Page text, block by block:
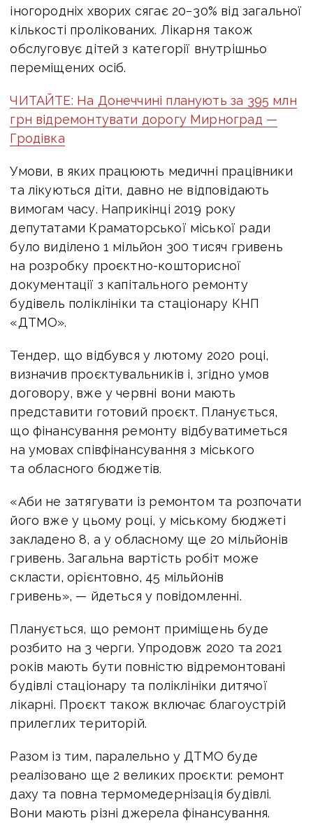
іногородніх хворих сягає 20−30% від загальної
кількості пролікованих. Лікарня також
обслуговує дітей з категорії внутрішньо
переміщених осіб.
ЧИТАЙТЕ: На Донеччині планують за 395 млн
грн відремонтувати дорогу Мирноград —
Гродівка
Умови, в яких працюють медичні працівники
та лікуються діти, давно не відповідають
вимогам часу. Наприкінці 2019 року
депутатами Краматорської міської ради
було виділено 1 мільйон 300 тисяч гривень
на розробку проєктно-кошторисної
документації з капітального ремонту
будівель поліклініки та стаціонару КНП
«ДТМО».
Тендер, що відбувся у лютому 2020 році,
визначив проєктувальників і, згідно умов
договору, вже у червні вони мають
представити готовий проєкт. Планується,
що фінансування ремонту відбуватиметься
на умовах співфінансування з міського
та обласного бюджетів.
«Аби не затягувати із ремонтом та розпочати
його вже у цьому році, у міському бюджеті
закладено 8, а у обласному ще 20 мільйонів
гривень. Загальна вартість робіт може
скласти, орієнтовно, 45 мільйонів
гривень», — йдеться у повідомленні.
Планується, що ремонт приміщень буде
розбито на 3 черги. Упродовж 2020 та 2021
років мають бути повністю відремонтовані
будівлі стаціонару та поліклініки дитячої
лікарні. Проєкт також включає благоустрій
прилеглих територій.
Разом із тим, паралельно у ДТМО буде
реалізовано ще 2 великих проєкти: ремонт
даху та повна термомедернізація будівлі.
Вони мають різні джерела фінансування.